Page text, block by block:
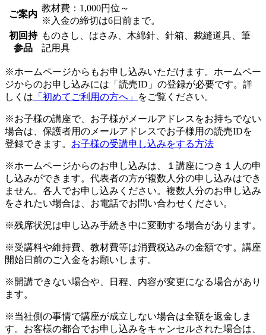
ご案内
教材費：1,000円位～
※入金の締切は6日前まで。
初回持
参品
ものさし、はさみ、木綿針、針箱、裁縫道具、筆
記用具
※ホームページからもお申し込みいただけます。ホームペー
ジからのお申し込みには「読売ID」の登録が必要です。詳
しくは 「初めてご利用の方へ」 をご覧ください。
※お子様の講座で、お子様がメールアドレスをお持ちでない
場合は、保護者用のメールアドレスでお子様用の読売IDを
登録できます。 お子様の受講申し込みをする方法
※ホームページからのお申し込みは、１講座につき１人の申
し込みができます。代表者の方が複数人分の申し込みはでき
ません。各人でお申し込みください。複数人分のお申し込み
をされたい場合は、お電話でお問い合わせください。
※残席状況は申し込み手続き中に変動する場合があります。
※受講料や維持費、教材費等は消費税込みの金額です。講座
開始日前のご入金をお願いします。
※開講できない場合や、日程、内容が変更になる場合があり
ます。
※当社側の事情で講座が成立しない場合は全額を返金しま
す。お客様の都合でお申し込みをキャンセルされた場合は、